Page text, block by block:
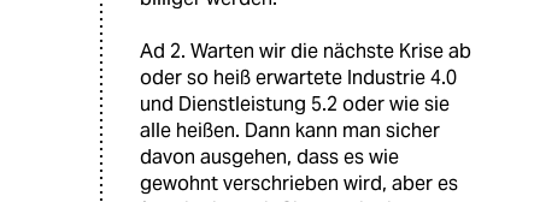
Ad 2. Warten wir die nächste Krise ab
oder so heiß erwartete Industrie 4.0
und Dienstleistung 5.2 oder wie sie
alle heißen. Dann kann man sicher
davon ausgehen, dass es wie
gewohnt verschrieben wird, aber es